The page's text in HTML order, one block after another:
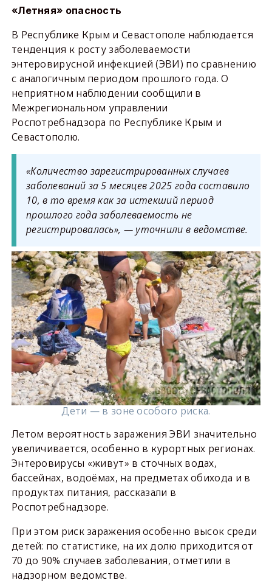
«Летняя» опасность
В Республике Крым и Севастополе наблюдается
тенденция к росту заболеваемости
энтеровирусной инфекцией (ЭВИ) по сравнению
с аналогичным периодом прошлого года. О
неприятном наблюдении сообщили в
Межрегиональном управлении
Роспотребнадзора по Республике Крым и
Севастополю.
«Количество зарегистрированных случаев
заболеваний за 5 месяцев 2025 года составило
10, в то время как за истекший период
прошлого года заболеваемость не
регистрировалась», — уточнили в ведомстве.
Дети — в зоне особого риска.
Летом вероятность заражения ЭВИ значительно
увеличивается, особенно в курортных регионах.
Энтеровирусы «живут» в сточных водах,
бассейнах, водоёмах, на предметах обихода и в
продуктах питания, рассказали в
Роспотребнадзоре.
При этом риск заражения особенно высок среди
детей: по статистике, на их долю приходится от
70 до 90% случаев заболевания, отметили в
надзорном ведомстве.